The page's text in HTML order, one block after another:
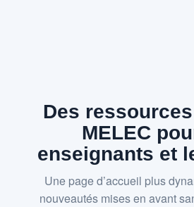
Des
MELEC
enseignants et
Une page d’accueil plus
nouveautés mises en avant